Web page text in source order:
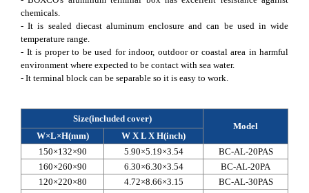
chemicals.
- It is sealed diecast aluminum enclosure and can be used in wide
temperature range.
- It is proper to be used for indoor, outdoor or coastal area in harmful
environment where expected to be contact with sea water.
- It terminal block can be separable so it is easy to work.
Size(included cover)
Model
W×L×H(mm)
W X L X H(inch)
150×132×90
5.90×5.19×3.54
BC-AL-20PAS
160×260×90
6.30×6.30×3.54
BC-AL-20PA
120×220×80
4.72×8.66×3.15
BC-AL-30PAS